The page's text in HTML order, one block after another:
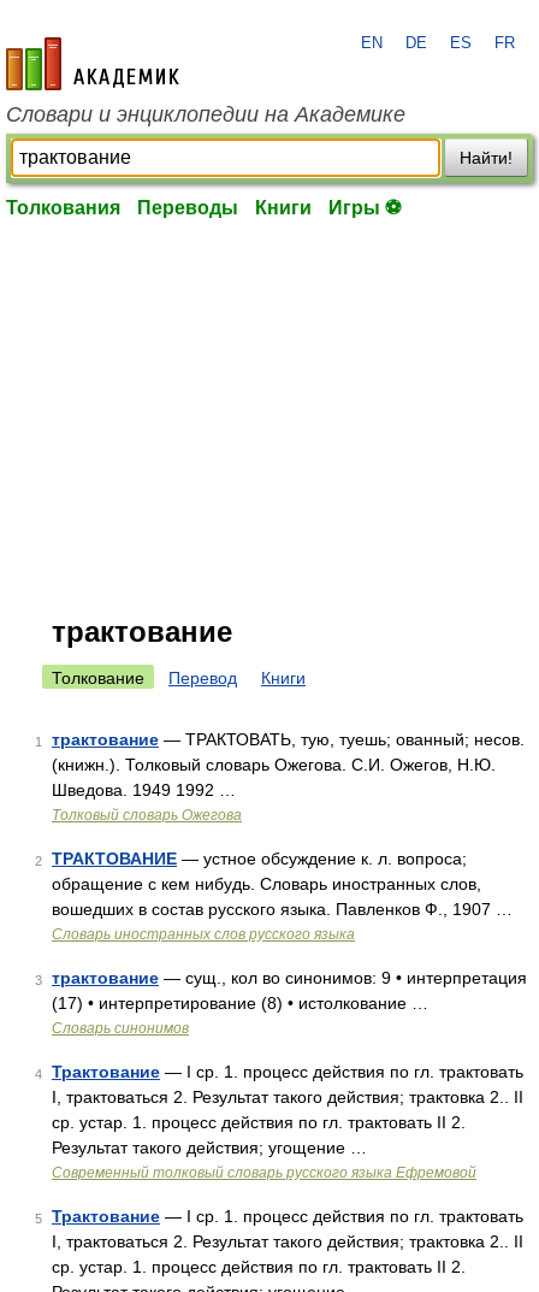
academic.ru
EN DE ES FR
Словари и энциклопедии на Академике
Найти!
Толкования Переводы Книги Игры ⚽
трактование
Толкование Перевод Книги
1 трактование — ТРАКТОВАТЬ, тую, туешь; ованный; несов.
(книжн.). Толковый словарь Ожегова. С.И. Ожегов, Н.Ю.
Шведова. 1949 1992 …
Толковый словарь Ожегова
2 ТРАКТОВАНИЕ — устное обсуждение к. л. вопроса;
обращение с кем нибудь. Словарь иностранных слов,
вошедших в состав русского языка. Павленков Ф., 1907 …
Словарь иностранных слов русского языка
3 трактование — сущ., кол во синонимов: 9 • интерпретация
(17) • интерпретирование (8) • истолкование …
Словарь синонимов
4 Трактование — I ср. 1. процесс действия по гл. трактовать
I, трактоваться 2. Результат такого действия; трактовка 2.. II
ср. устар. 1. процесс действия по гл. трактовать II 2.
Результат такого действия; угощение …
Современный толковый словарь русского языка Ефремовой
5 Трактование — I ср. 1. процесс действия по гл. трактовать
I, трактоваться 2. Результат такого действия; трактовка 2.. II
ср. устар. 1. процесс действия по гл. трактовать II 2.